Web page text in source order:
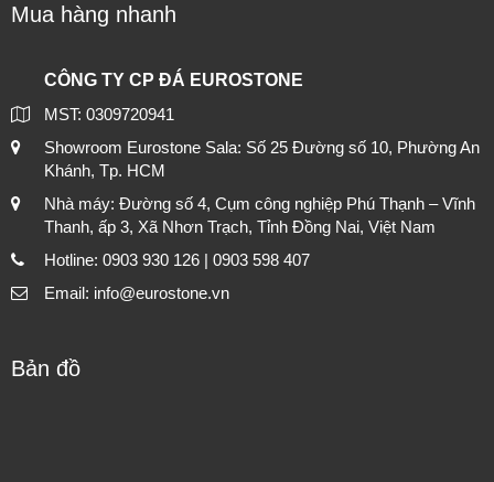
Mua hàng nhanh
CÔNG TY CP ĐÁ EUROSTONE
MST: 0309720941
Showroom Eurostone Sala: Số 25 Đường số 10, Phường An
Khánh, Tp. HCM
Nhà máy: Đường số 4, Cụm công nghiệp Phú Thạnh – Vĩnh
Thanh, ấp 3, Xã Nhơn Trạch, Tỉnh Đồng Nai, Việt Nam
Hotline: 0903 930 126 | 0903 598 407
Email: info@eurostone.vn
Bản đồ